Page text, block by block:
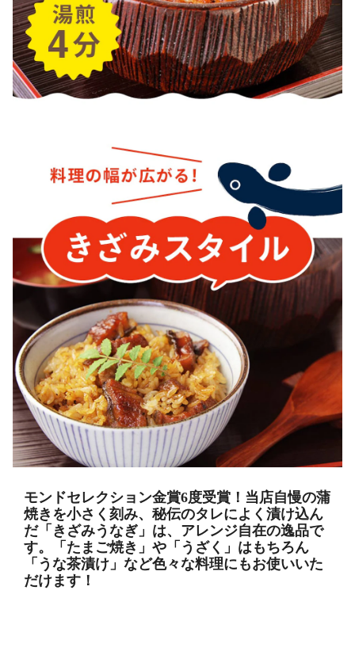
モンドセレクション金賞6度受賞！当店自慢の蒲
焼きを小さく刻み、秘伝のタレによく漬け込ん
だ「きざみうなぎ」は、アレンジ自在の逸品で
す。「たまご焼き」や「うざく」はもちろん
「うな茶漬け」など色々な料理にもお使いいた
だけます！